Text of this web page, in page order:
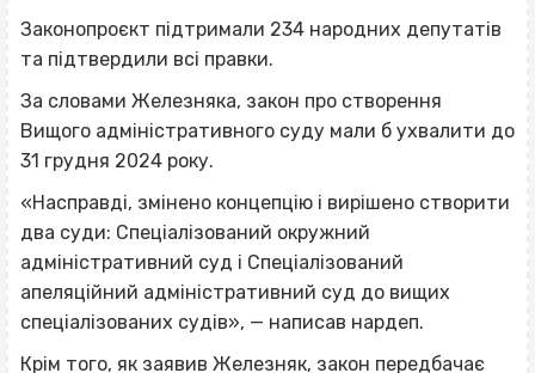
Законопроєкт підтримали 234 народних депутатів
та підтвердили всі правки.
За словами Железняка, закон про створення
Вищого адміністративного суду мали б ухвалити до
31 грудня 2024 року.
«Насправді, змінено концепцію і вирішено створити
два суди: Спеціалізований окружний
адміністративний суд і Спеціалізований
апеляційний адміністративний суд до вищих
спеціалізованих судів», — написав нардеп.
Крім того, як заявив Железняк, закон передбачає